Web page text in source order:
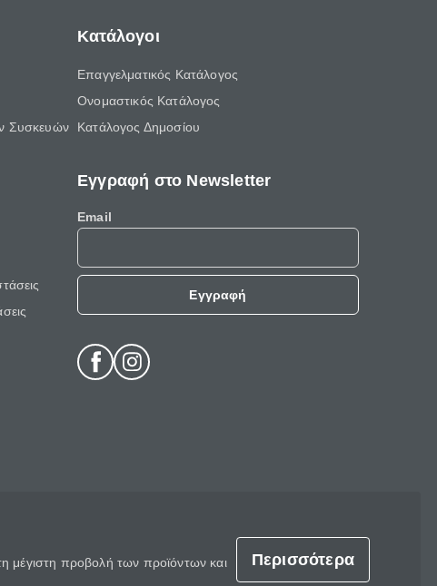
Συσκευών
Κατάλογοι
Επαγγελματικός Κατάλογος
Ονομαστικός Κατάλογος
Κατάλογος Δημοσίου
Εγγραφή στο Newsletter
Email
Εγγραφή
μέγιστη προβολή των προϊόντων και
Περισσότερα